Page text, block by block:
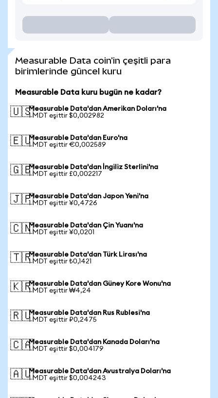
Measurable Data coin'in çeşitli para
birimlerinde güncel kuru
Measurable Data kuru bugün ne kadar?
🇺🇸Measurable Data'dan Amerikan Doları'na
1 MDT eşittir $0,002982
🇪🇺Measurable Data'dan Euro'na
1 MDT eşittir €0,002589
🇬🇧Measurable Data'dan İngiliz Sterlini'na
1 MDT eşittir £0,002217
🇯🇵Measurable Data'dan Japon Yeni'na
1 MDT eşittir ¥0,4726
🇨🇳Measurable Data'dan Çin Yuanı'na
1 MDT eşittir ¥0,0201
🇹🇷Measurable Data'dan Türk Lirası'na
1 MDT eşittir ₺0,1421
🇰🇷Measurable Data'dan Güney Kore Wonu'na
1 MDT eşittir ₩4,24
🇷🇺Measurable Data'dan Rus Rublesi'na
1 MDT eşittir ₽0,2475
🇨🇦Measurable Data'dan Kanada Doları'na
1 MDT eşittir $0,004179
🇦🇺Measurable Data'dan Avustralya Doları'na
1 MDT eşittir $0,004243